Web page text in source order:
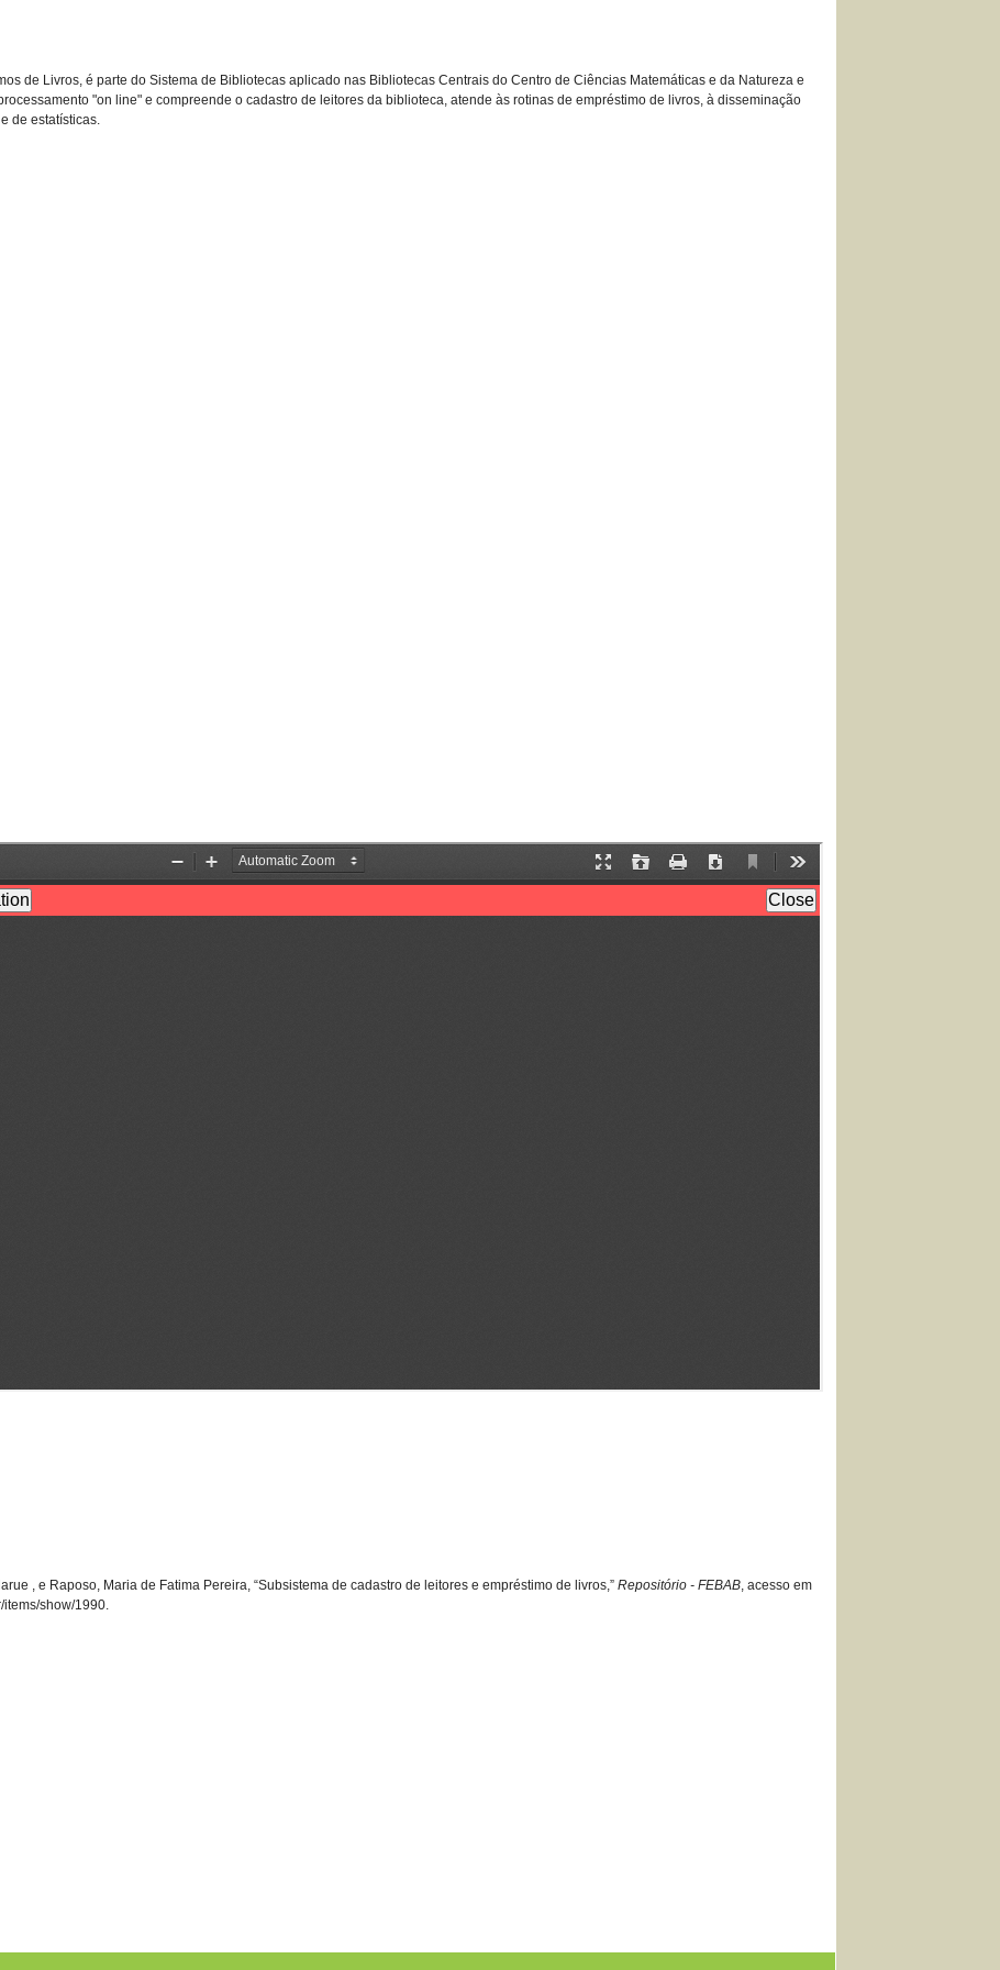
de Livros, é parte do Sistema de Bibliotecas aplicado nas Bibliotecas Centrais do Centro de Ciências Matemáticas e da Natureza e
"on line" e compreende o cadastro de leitores da biblioteca, atende às rotinas de empréstimo de livros, à disseminação
de estatísticas.
, e Raposo, Maria de Fatima Pereira, “Subsistema de cadastro de leitores e empréstimo de livros,”Repositório - FEBAB, acesso em
items/show/1990.